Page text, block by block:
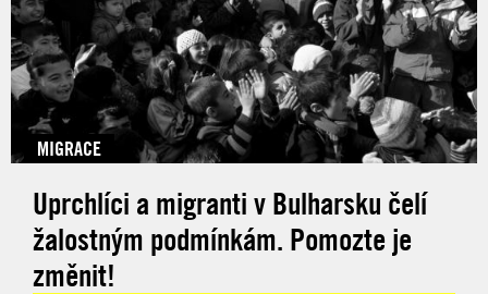
MIGRACE
Uprchlíci a migranti v Bulharsku čelí
žalostným podmínkám. Pomozte je
změnit!